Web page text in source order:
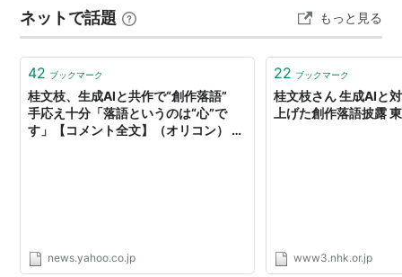
たゆな堂 Amazon 2月のもスケジュールも濃密(？)だった
ような気が…
ネットで話題 もっと見る
42 ブックマーク
桂文枝、生成AIと共作で“創作落語”
手応え十分「落語というのは“心”で
す」【コメント全文】（オリコン） -
news.yahoo.co.jp
22 ブックマーク
桂文枝さん 生成AIと
上げた創作落語披露
www3.nhk.or.jp